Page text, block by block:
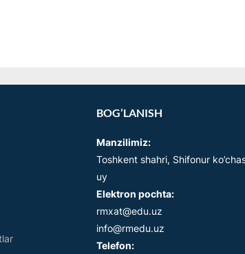
BOG’LANISH
Manzilimiz:
Toshkent shahri, Shifonur
uy
Elektron pochta:
rmxat@edu.uz
info@rmedu.uz
Telefon: